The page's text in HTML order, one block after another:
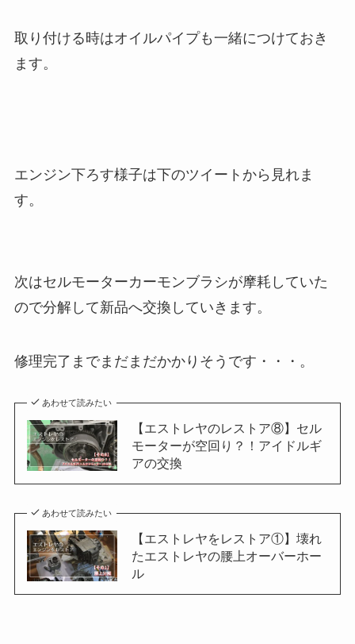
取り付ける時はオイルパイプも一緒につけておき
ます。
エンジン下ろす様子は下のツイートから見れま
す。
次はセルモーターカーモンブラシが摩耗していた
ので分解して新品へ交換していきます。
修理完了までまだまだかかりそうです・・・。
あわせて読みたい
【エストレヤのレストア⑧】セル
モーターが空回り？！アイドルギ
アの交換
あわせて読みたい
【エストレヤをレストア①】壊れ
たエストレヤの腰上オーバーホー
ル